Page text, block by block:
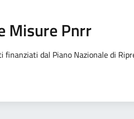
Misure Pnrr
dal Piano Nazionale di